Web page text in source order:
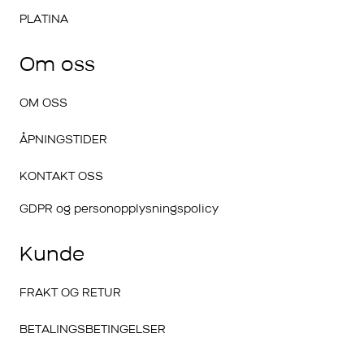
PLATINA
Om oss
OM OSS
ÅPNINGSTIDER
KONTAKT OSS
GDPR og personopplysningspolicy
Kunde
FRAKT OG RETUR
BETALINGSBETINGELSER